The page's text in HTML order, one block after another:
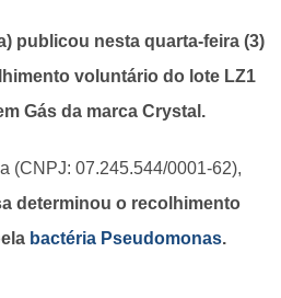
publicou nesta quarta-feira (3)
voluntário do lote LZ1
Gás da marca Crystal.
(CNPJ: 07.245.544/0001-62),
determinou o recolhimento
bactéria Pseudomonas.